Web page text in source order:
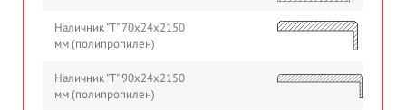
Наличник "Т" 70х24х2150
мм (полипропилен)
Наличник "Т" 90х24х2150
мм (полипропилен)